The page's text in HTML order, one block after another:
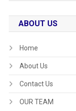
ABOUT US
Home
About Us
Contact Us
OUR TEAM